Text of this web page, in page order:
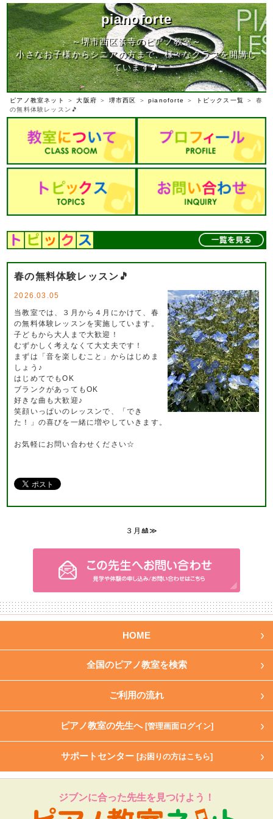
pianoforte
～堺市西区浜寺のピアノ教室～
小さなお子様からシニアの方まで、様々なクラスを開講し
ています🎵
ピアノ教室ネット ＞大阪府 ＞ 堺市西区 ＞pianoforte ＞ トピックス一覧 ＞ 春
の無料体験レッスン🎵
春の無料体験レッスン🎵
2026.03.05
当教室では、３月から４月にかけて、春
の無料体験レッスンを実施しています。
子どもから大人まで大歓迎！
むずかしく考えなくて大丈夫です！
まずは「音を楽しむこと」からはじめま
しょう♪
はじめてでもOK
ブランクがあってもOK
好きな曲も大歓迎♪
笑顔いっぱいのレッスンで、「でき
た！」の喜びを一緒に増やしていきます。
お気軽にお問い合わせください☆
３月🎎≫
HOME
全国のピアノ教室を検索
ご利用の流れ
ピアノ教室の先生へ [管理画面ログイン]
サポートセンター [お困りの方はこちら]
ジブンに合った先生を見つけよう！